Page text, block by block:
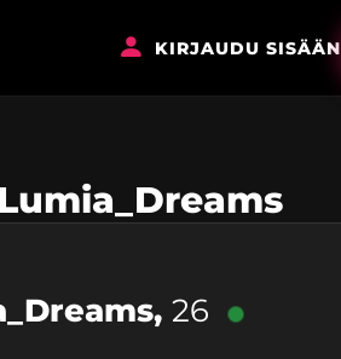
KIRJAUDU SISÄÄN
26